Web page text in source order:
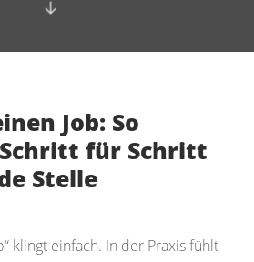
↓
Job: So
für Schritt
Stelle
klingt einfach. In der Praxis fühlt